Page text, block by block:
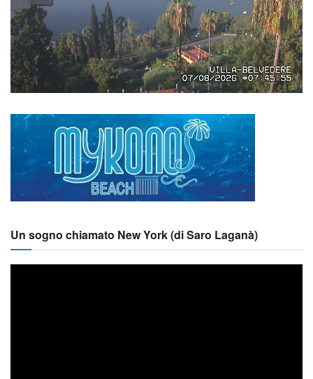
Un sogno chiamato New York (di Saro Laganà)